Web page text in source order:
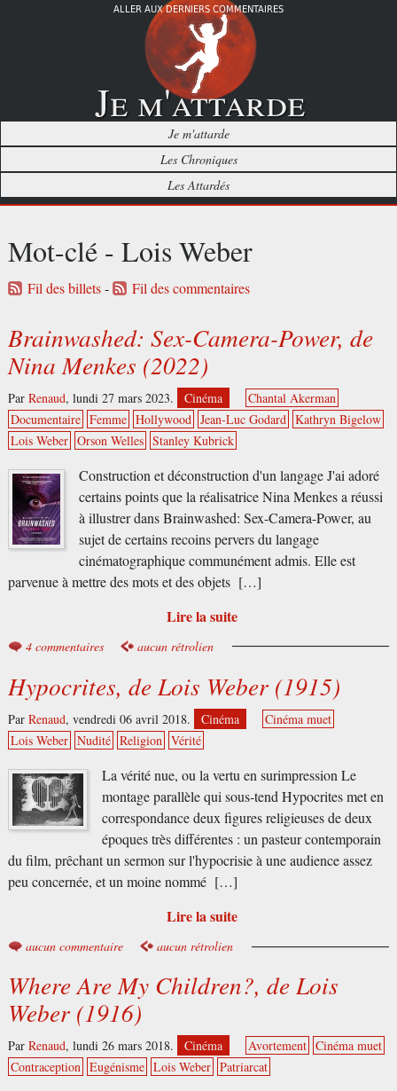
ALLER AUX DERNIERS COMMENTAIRES
Je m'attarde
Je m'attarde
Les Chroniques
Les Attardés
Mot-clé - Lois Weber
Fil des billets- Fil des commentaires
Brainwashed: Sex-Camera-Power, de
Nina Menkes (2022)
Par Renaud, lundi 27 mars 2023. Cinéma
Chantal Akerman
Documentaire Femme Hollywood Jean-Luc Godard Kathryn Bigelow
Lois Weber Orson Welles Stanley Kubrick
Construction et déconstruction d'un langage J'ai adoré
certains points que la réalisatrice Nina Menkes a réussi
à illustrer dans Brainwashed: Sex-Camera-Power, au
sujet de certains recoins pervers du langage
cinématographique communément admis. Elle est
parvenue à mettre des mots et des objets […]
Lire la suite
4 commentaires aucun rétrolien
Hypocrites, de Lois Weber (1915)
Par Renaud, vendredi 06 avril 2018. Cinéma
Cinéma muet
Lois Weber Nudité Religion Vérité
La vérité nue, ou la vertu en surimpression Le
montage parallèle qui sous-tend Hypocrites met en
correspondance deux figures religieuses de deux
époques très différentes : un pasteur contemporain
du film, prêchant un sermon sur l'hypocrisie à une audience assez
peu concernée, et un moine nommé […]
Lire la suite
aucun commentaire aucun rétrolien
Where Are My Children?, de Lois
Weber (1916)
Par Renaud, lundi 26 mars 2018. Cinéma Avortement Cinéma muet
Contraception Eugénisme Lois Weber Patriarcat